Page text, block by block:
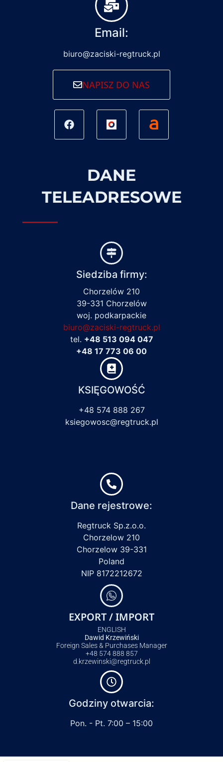
Email:
biuro@zaciski-regtruck.pl
NAPISZ DO NAS
DANE
TELEADRESOWE
Siedziba firmy:
Chorzelów 210
39-331 Chorzelów
woj. podkarpackie
biuro@zaciski-regtruck.pl
tel. +48 513 094 047
+48 17 773 06 00
KSIĘGOWOŚĆ
+48 574 888 267
ksiegowosc@regtruck.pl
Dane rejestrowe:
Regtruck Sp.z.o.o.
Chorzelow 210
Chorzelow 39-331
Poland
NIP 8172212672
EXPORT / IMPORT
ENGLISH
Dawid Krzewiński
Foreign Sales & Purchases Manager
+48 574 888 857
d.krzewinski@regtruck.pl
Godziny otwarcia:
Pon. - Pt. 7:00 – 15:00